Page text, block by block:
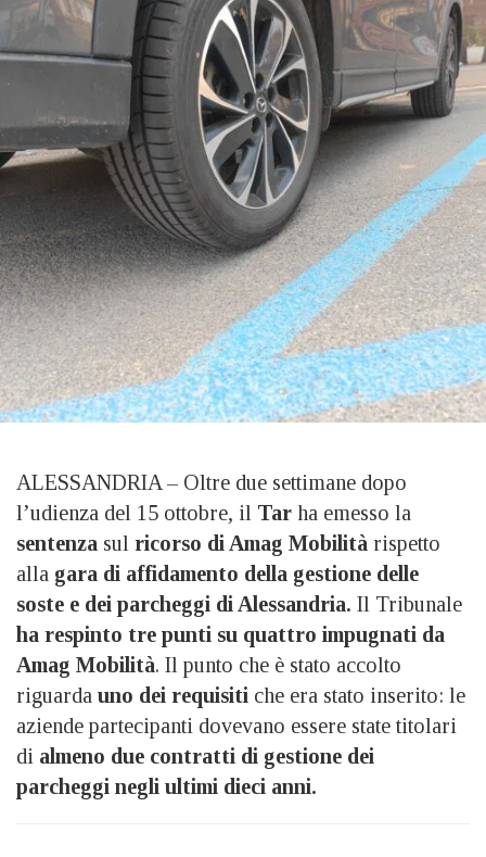
ALESSANDRIA – Oltre due settimane dopo
l’udienza del 15 ottobre, il Tar ha emesso la
sentenza sul ricorso di Amag Mobilità rispetto
alla gara di affidamento della gestione delle
soste e dei parcheggi di Alessandria. Il Tribunale
ha respinto tre punti su quattro impugnati da
Amag Mobilità. Il punto che è stato accolto
riguarda uno dei requisiti che era stato inserito: le
aziende partecipanti dovevano essere state titolari
di almeno due contratti di gestione dei
parcheggi negli ultimi dieci anni.